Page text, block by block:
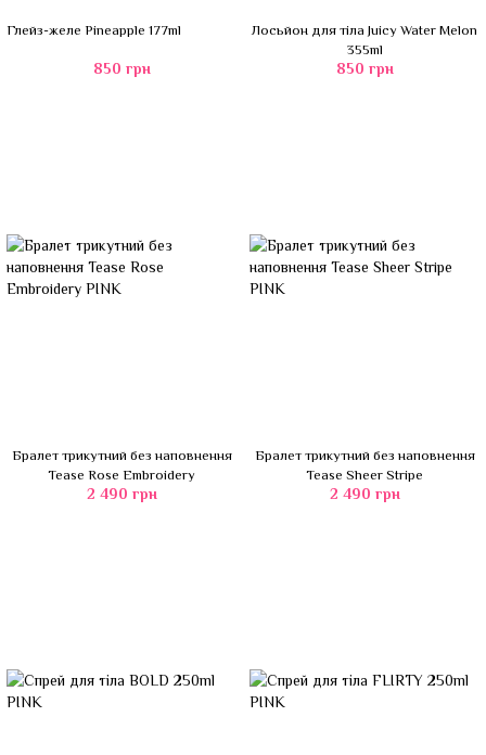
Глейз-желе Pineapple 177ml
850 грн
Лосьйон для тіла Juicy Water Melon
355ml
850 грн
Бралет трикутний без наповнення
Tease Rose Embroidery
2 490 грн
Бралет трикутний без наповнення
Tease Sheer Stripe
2 490 грн